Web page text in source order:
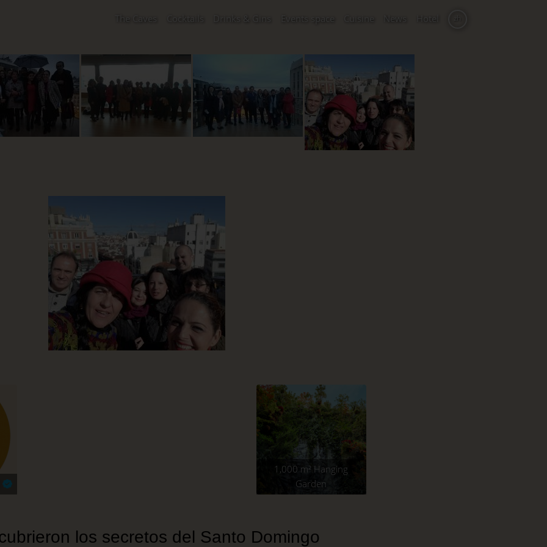
The Caves Cocktails Drinks & Gins Events space Cuisine News Hotel
1,000 m² Hanging
Garden
los secretos del Santo Domingo